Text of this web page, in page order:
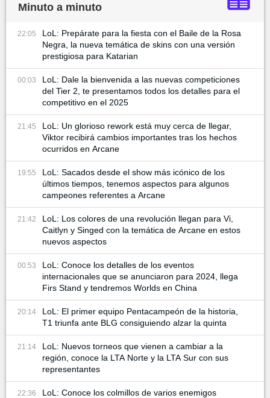
Minuto a minuto
22:05
LoL: Prepárate para la fiesta con el Baile de la Rosa
Negra, la nueva temática de skins con una versión
prestigiosa para Katarian
00:03
LoL: Dale la bienvenida a las nuevas competiciones
del Tier 2, te presentamos todos los detalles para el
competitivo en el 2025
21:45
LoL: Un glorioso rework está muy cerca de llegar,
Viktor recibirá cambios importantes tras los hechos
ocurridos en Arcane
19:55
LoL: Sacados desde el show más icónico de los
últimos tiempos, tenemos aspectos para algunos
campeones referentes a Arcane
21:42
LoL: Los colores de una revolución llegan para Vi,
Caitlyn y Singed con la temática de Arcane en estos
nuevos aspectos
00:53
LoL: Conoce los detalles de los eventos
internacionales que se anunciaron para 2024, llega
Firs Stand y tendremos Worlds en China
20:14
LoL: El primer equipo Pentacampeón de la historia,
T1 triunfa ante BLG consiguiendo alzar la quinta
21:14
LoL: Nuevos torneos que vienen a cambiar a la
región, conoce la LTA Norte y la LTA Sur con sus
representantes
22:36
LoL: Conoce los colmillos de varios enemigos